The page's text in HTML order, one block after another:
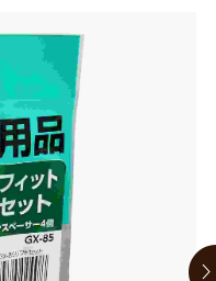
リビング雑貨
シニアサポート